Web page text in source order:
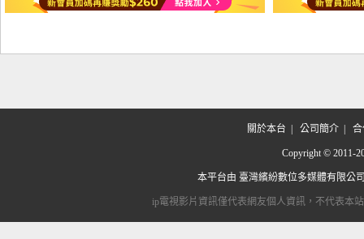
關於本台 公司簡介| 合
Copyright © 2011-
本平台由 臺灣繽紛數位多媒體有限公
ip電視影片資訊僅代表網友個人資訊，不代表本